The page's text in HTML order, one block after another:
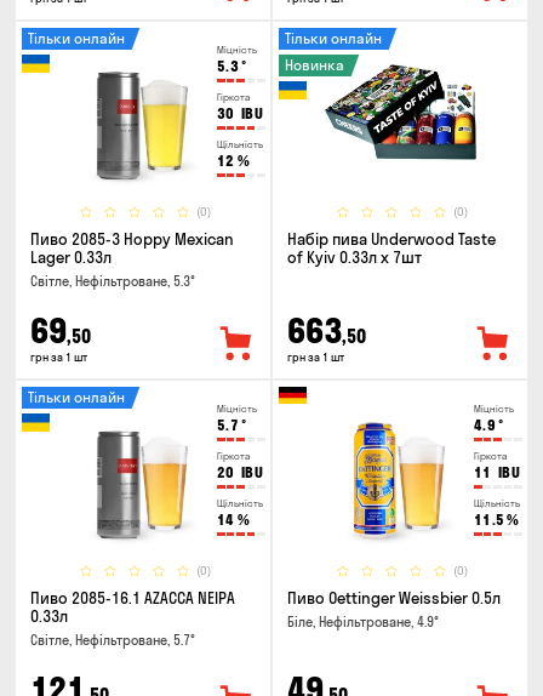
Міцність
5.3°
Гіркота
30 IBU
Щільність
12 %
(0)
Тільки онлайн
Пиво 2085-3 Hoppy Mexican
Lager 0.33л
Світле, Нефільтроване, 5.3°
69,50
грн за 1 шт
(0)
Тільки онлайн
Новинка
Набір пива Underwood Taste
of Kyiv 0.33л x 7шт
663,50
грн за 1 шт
Міцність
5.7 °
Гіркота
20 IBU
Щільність
14 %
(0)
Тільки онлайн
Пиво 2085-16.1 AZACCA NEIPA
0.33л
Світле, Нефільтроване, 5.7°
Міцність
4.9 °
Гіркота
11 IBU
Щільність
11.5 %
(0)
Пиво Oettinger Weissbier 0.5л
Біле, Нефільтроване, 4.9°